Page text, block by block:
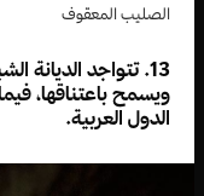
الصليب المعقوف
13. تتواجد الديانة
ويسمح باعتناقها،
الدول العربية.